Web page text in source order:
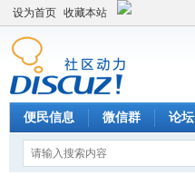
设为首页 收藏本站
便民信息 微信群 论坛